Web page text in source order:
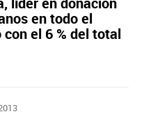
en todo el
con el 6 % del total